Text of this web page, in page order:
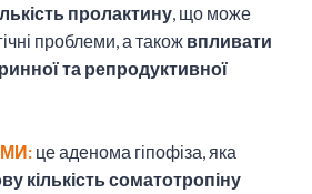
пролактину, що може
проблеми, а також впливати
та репродуктивної
це аденома гіпофіза, яка
кількість соматотропіну